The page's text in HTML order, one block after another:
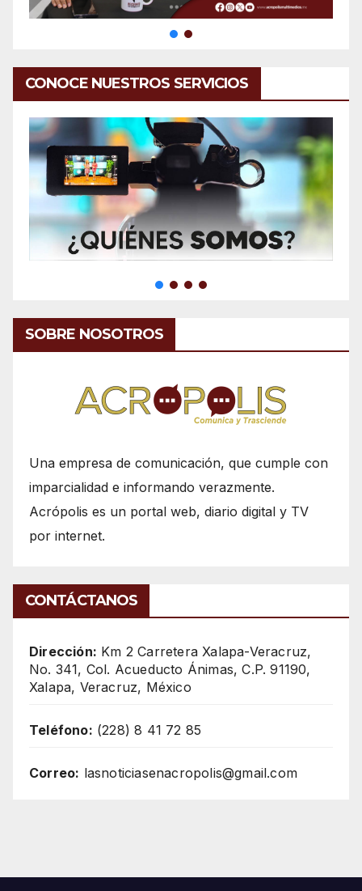
CONOCE NUESTROS SERVICIOS
SOBRE NOSOTROS
Una empresa de comunicación, que cumple con
imparcialidad e informando verazmente.
Acrópolis es un portal web, diario digital y TV
por internet.
CONTÁCTANOS
Dirección: Km 2 Carretera Xalapa-Veracruz,
No. 341, Col. Acueducto Ánimas, C.P. 91190,
Xalapa, Veracruz, México
Teléfono: (228) 8 41 72 85
Correo: lasnoticiasenacropolis@gmail.com